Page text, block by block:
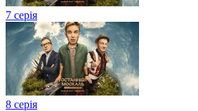
7 серія
8 серія